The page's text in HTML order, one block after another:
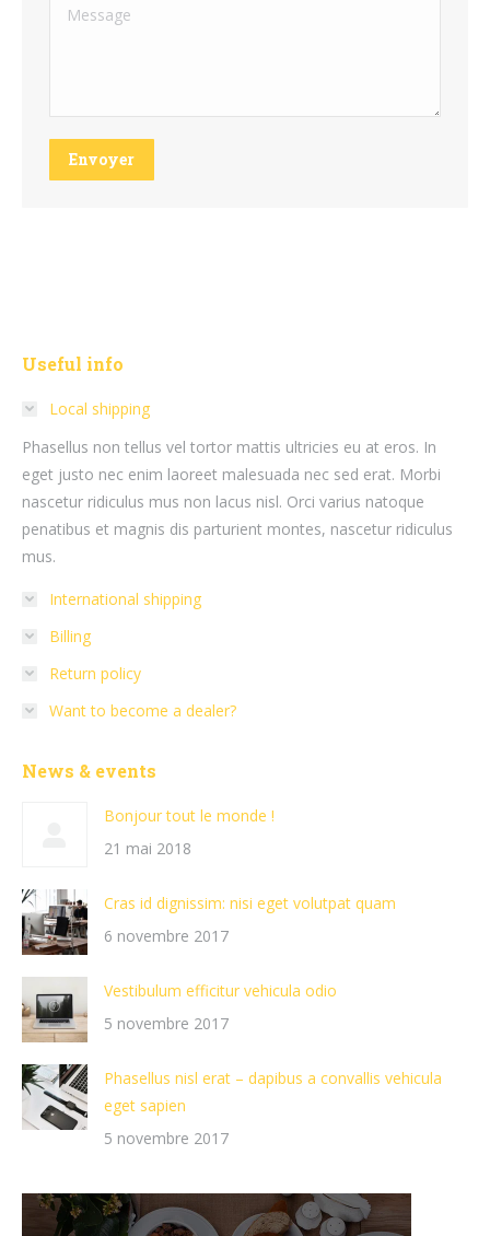
Message
Envoyer
Useful info
Local shipping
Phasellus non tellus vel tortor mattis ultricies eu at eros. In
eget justo nec enim laoreet malesuada nec sed erat. Morbi
nascetur ridiculus mus non lacus nisl. Orci varius natoque
penatibus et magnis dis parturient montes, nascetur ridiculus
mus.
International shipping
Billing
Return policy
Want to become a dealer?
News & events
Bonjour tout le monde !
21 mai 2018
Cras id dignissim: nisi eget volutpat quam
6 novembre 2017
Vestibulum efficitur vehicula odio
5 novembre 2017
Phasellus nisl erat – dapibus a convallis vehicula
eget sapien
5 novembre 2017